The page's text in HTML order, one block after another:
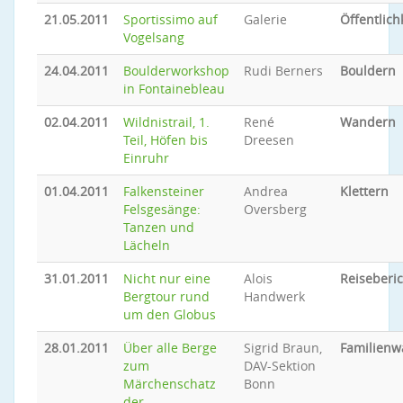
21.05.2011
Sportissimo auf
Vogelsang
Galerie
24.04.2011
Boulderworkshop
in Fontainebleau
Rudi Berners Bouldern
02.04.2011
Wildnistrail, 1.
Teil, Höfen bis
Einruhr
René
Dreesen
Wandern
01.04.2011
Falkensteiner
Felsgesänge:
Tanzen und
Lächeln
Andrea
Oversberg
Klettern
31.01.2011
Nicht nur eine
Bergtour rund
um den Globus
Alois
Handwerk
28.01.2011
Über alle Berge
zum
Märchenschatz
Sigrid Braun,
DAV-Sektion
Bonn